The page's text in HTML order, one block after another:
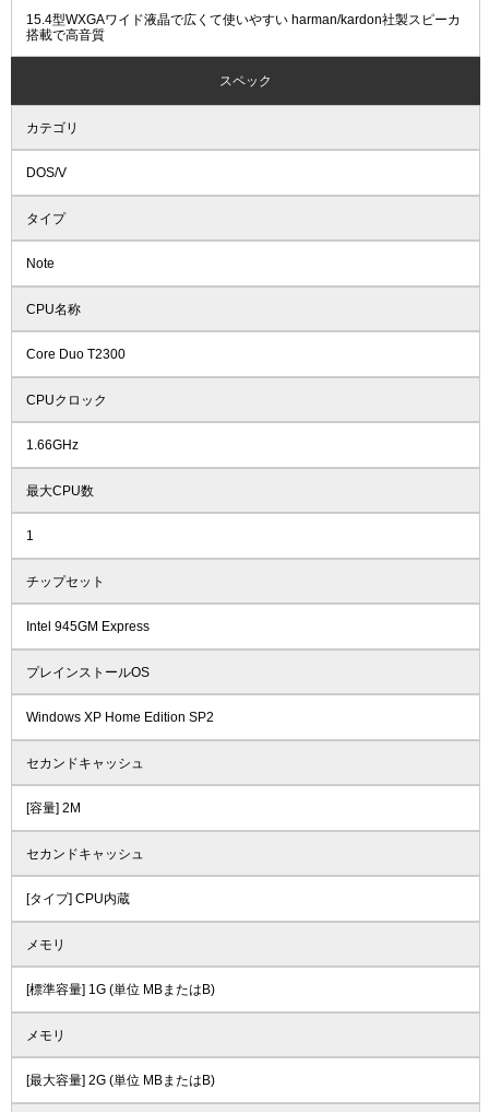
15.4型WXGAワイド液晶で広くて使いやすい harman/kardon社製スピーカ
搭載で高音質
スペック
カテゴリ
DOS/V
タイプ
Note
CPU名称
Core Duo T2300
CPUクロック
1.66GHz
最大CPU数
1
チップセット
Intel 945GM Express
プレインストールOS
Windows XP Home Edition SP2
セカンドキャッシュ
[容量] 2M
セカンドキャッシュ
[タイプ] CPU内蔵
メモリ
[標準容量] 1G (単位 MBまたはB)
メモリ
[最大容量] 2G (単位 MBまたはB)